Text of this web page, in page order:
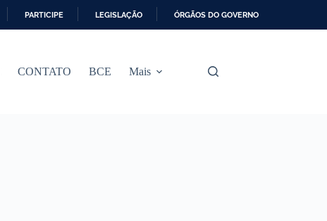
PARTICIPE LEGISLAÇÃO ÓRGÃOS DO GOVERNO
CONTATO BCE Mais